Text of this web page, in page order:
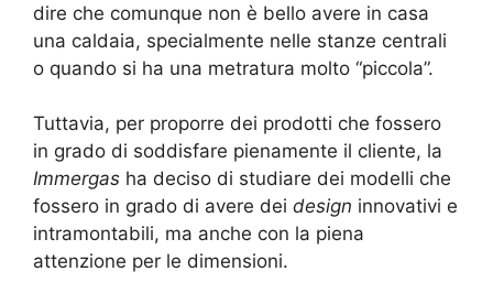
dire che comunque non è bello avere in casa
una caldaia, specialmente nelle stanze centrali
o quando si ha una metratura molto “piccola”.
Tuttavia, per proporre dei prodotti che fossero
in grado di soddisfare pienamente il cliente, la
Immergas ha deciso di studiare dei modelli che
fossero in grado di avere dei design innovativi e
intramontabili, ma anche con la piena
attenzione per le dimensioni.